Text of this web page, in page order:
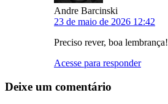
Andre Barcinski
23 de maio de 2026 12:42
Preciso rever, boa lembrança!
Acesse para responder
Deixe um comentário